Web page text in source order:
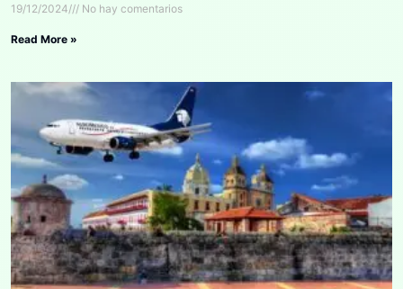
19/12/2024 No hay comentarios
Read More »